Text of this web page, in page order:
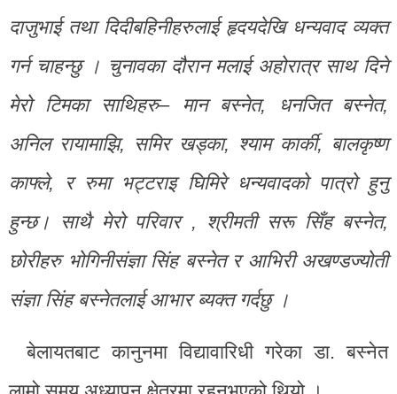
दाजुभाई तथा दिदीबहिनीहरुलाई हृदयदेखि धन्यवाद व्यक्त
गर्न चाहन्छु । चुनावका दौरान मलाई अहोरात्र साथ दिने
मेरो टिमका साथिहरु– मान बस्नेत, धनजित बस्नेत,
अनिल रायामाझि, समिर खड्का, श्याम कार्की, बालकृष्ण
काफ्ले, र रुमा भट्टराइ घिमिरे धन्यवादको पात्रो हुनु
हुन्छ। साथै मेरो परिवार , श्रीमती सरू सिँह बस्नेत,
छोरीहरु भोगिनीसंज्ञा सिंह बस्नेत र आभिरी अखण्डज्योती
संज्ञा सिंह बस्नेतलाई आभार ब्यक्त गर्दछु ।
बेलायतबाट कानुनमा विद्यावारिधी गरेका डा. बस्नेत